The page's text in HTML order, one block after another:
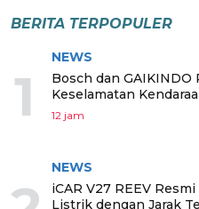
BERITA TERPOPULER
1
NEWS
Bosch dan
Keselamatan
12 jam
NEWS
iCAR V27 REEV
Listrik dengan Jarak